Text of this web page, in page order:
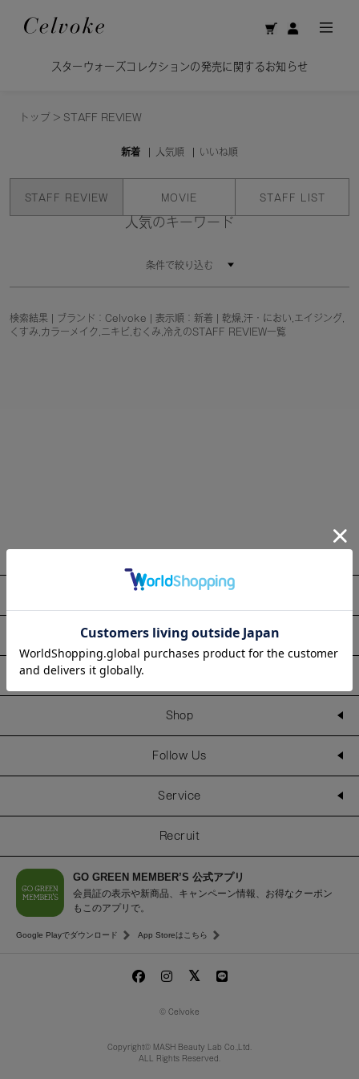
スターウォーズコレクションの発売に関するお知らせ
トップ > STAFF REVIEW
新着 人気順 いいね順
STAFF REVIEW MOVIE STAFF LIST
人気のキーワード
条件で絞り込む
検索結果 | ブランド：Celvoke | 表示順：新着 | 乾燥,汗・におい,エイジング,
くすみ,カラーメイク,ニキビ,むくみ,冷えのSTAFF REVIEW一覧
Information
Shop
Follow Us
Service
Recruit
GO GREEN MEMBER’S 公式アプリ
会員証の表示や新商品、キャンペーン情報、お得なクーポン
もこのアプリで。
Google Playでダウンロード App Storeはこちら
© Celvoke
Copyright© MASH Beauty Lab Co.,Ltd.
ALL Rights Reserved.